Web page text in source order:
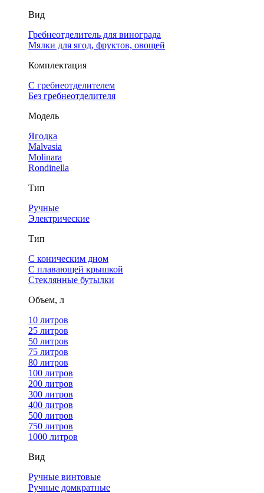
Вид
Гребнеотделитель для винограда
Мялки для ягод, фруктов, овощей
Комплектация
С гребнеотделителем
Без гребнеотделителя
Модель
Ягодка
Malvasia
Molinara
Rondinella
Тип
Ручные
Электрические
Тип
С коническим дном
С плавающей крышкой
Стеклянные бутылки
Объем, л
10 литров
25 литров
50 литров
75 литров
80 литров
100 литров
200 литров
300 литров
400 литров
500 литров
750 литров
1000 литров
Вид
Ручные винтовые
Ручные домкратные